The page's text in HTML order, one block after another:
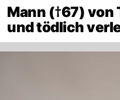
Mann (†67)
und tödlich